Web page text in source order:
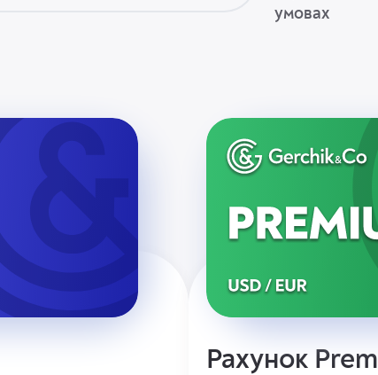
умовах
Рахунок